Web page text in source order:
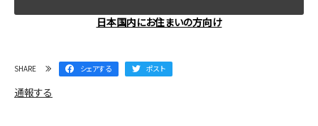
日本国内にお住まいの方向け
SHARE シェアする ポスト
通報する